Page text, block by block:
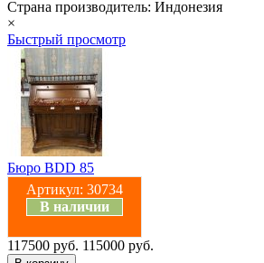
Страна производитель: Индонезия
×
Быстрый просмотр
Бюро BDD 85
Артикул: 30734
В наличии
117500 руб. 115000 руб.